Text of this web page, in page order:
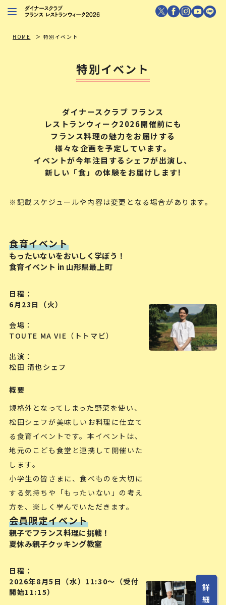
レストランを探す
ダイナースクラブ会員限定特典
HOME 特別イベント
特別イベント
ダイナースクラブ フランス
レストランウィーク2026開催前にも
フランス料理の魅力をお届けする
様々な企画を予定しています。
イベントが今年注目するシェフが出演し、
新しい「食」の体験をお届けします!
※記載スケジュールや内容は変更となる場合があります。
食育イベント
もったいないをおいしく学ぼう！
食育イベント in 山形県最上町
日程
6月23日（火）
会場
TOUTE MA VIE（トトマビ）
出演
松田 清也シェフ
概要
規格外となってしまった野菜を使い、
松田シェフが美味しいお料理に仕立て
る食育イベントです。本イベントは、
地元のこども食堂と連携して開催いた
します。
小学生の皆さまに、食べものを大切に
する気持ちや「もったいない」の考え
方を、楽しく学んでいただきます。
会員限定イベント
親子でフランス料理に挑戦！
夏休み親子クッキング教室
日程
2026年8月5日（水）11:30〜（受付
開始11:15）
詳
細